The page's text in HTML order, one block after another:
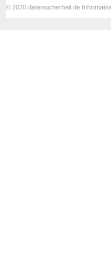
© 2020 datensicherheit.de